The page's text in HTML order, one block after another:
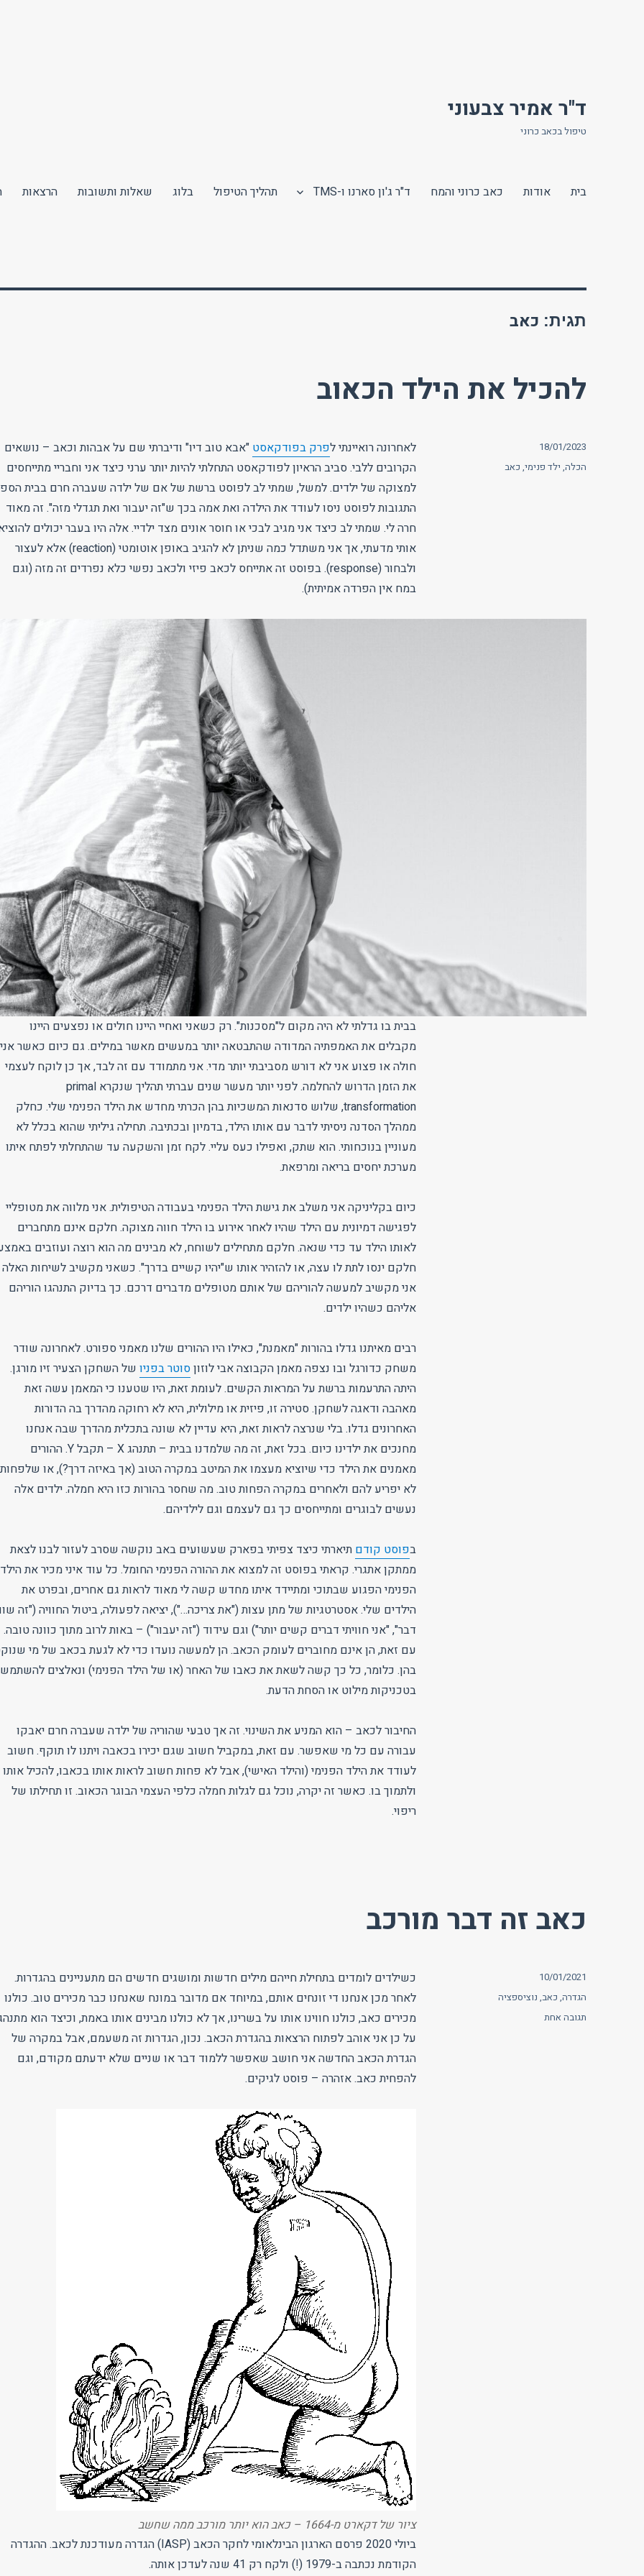
ד"ר אמיר צבעוני
טיפול בכאב כרוני
בית אודות כאב כרוני והמח ד"ר ג'ון סארנו ו-TMS תהליך הטיפול בלוג שאלות ותשובות הרצאות
תגית: כאב
להכיל את הילד הכאוב
לאחרונה רואיינתי לפרק בפודקאסט "אבא טוב דיו" ודיברתי שם על אבהות וכאב – נושאים
הקרובים ללבי. סביב הראיון לפודקאסט התחלתי להיות יותר ערני כיצד אני וחבריי מתייחסים
למצוקה של ילדים. למשל, שמתי לב לפוסט ברשת של אם של ילדה שעברה חרם בבית
התגובות לפוסט ניסו לעודד את הילדה ואת אמה בכך ש"זה יעבור ואת תגדלי מזה". זה מאוד
חרה לי. שמתי לב כיצד אני מגיב לבכי או חוסר אונים מצד ילדיי. אלה היו בעבר יכולים
אותי מדעתי, אך אני משתדל כמה שניתן לא להגיב באופן אוטומטי (reaction) אלא לעצור
ולבחור (response). בפוסט זה אתייחס לכאב פיזי ולכאב נפשי כלא נפרדים זה מזה (וגם
במח אין הפרדה אמיתית).
בבית בו גדלתי לא היה מקום ל"מסכנות". רק כשאני ואחיי היינו חולים או נפצעים היינו
מקבלים את האמפתיה המדודה שהתבטאה יותר במעשים מאשר במילים. גם כיום כאשר אני
חולה או פצוע אני לא דורש מסביבתי יותר מדי. אני מתמודד עם זה לבד, אך כן לוקח לעצמי
את הזמן הדרוש להחלמה. לפני יותר מעשר שנים עברתי תהליך שנקרא primal
transformation, שלוש סדנאות המשכיות בהן הכרתי מחדש את הילד הפנימי שלי. כחלק
ממהלך הסדנה ניסיתי לדבר עם אותו הילד, בדמיון ובכתיבה. תחילה גיליתי שהוא בכלל לא
מעוניין בנוכחותי. הוא שתק, ואפילו כעס עליי. לקח זמן והשקעה עד שהתחלתי לפתח איתו
מערכת יחסים בריאה ומרפאת.
כיום בקליניקה אני משלב את גישת הילד הפנימי בעבודה הטיפולית. אני מלווה את מטופליי
לפגישה דמיונית עם הילד שהיו לאחר אירוע בו הילד חווה מצוקה. חלקם אינם מתחברים
לאותו הילד עד כדי שנאה. חלקם מתחילים לשוחח, לא מבינים מה הוא רוצה ועוזבים
חלקם ינסו לתת לו עצה, או להזהיר אותו ש"יהיו קשיים בדרך". כשאני מקשיב לשיחות
אני מקשיב למעשה להוריהם של אותם מטופלים מדברים דרכם. כך בדיוק התנהגו הוריהם
אליהם כשהיו ילדים.
רבים מאיתנו גדלו בהורות "מאמנת", כאילו היו ההורים שלנו מאמני ספורט. לאחרונה שודר
משחק כדורגל ובו נצפה מאמן הקבוצה אבי לוזוןסוטר בפניושל השחקן הצעיר זיו מורגן.
היתה התרעמות ברשת על המראות הקשים. לעומת זאת, היו שטענו כי המאמן עשה זאת
מאהבה ודאגה לשחקן. סטירה זו, פיזית או מילולית, היא לא רחוקה מהדרך בה הדורות
האחרונים גדלו. בלי שנרצה לראות זאת, היא עדיין לא שונה בתכלית מהדרך שבה אנחנו
מחנכים את ילדינו כיום. בכל זאת, זה מה שלמדנו בבית – תתנהג X – תקבל Y. ההורים
מאמנים את הילד כדי שיוציא מעצמו את המיטב במקרה הטוב (אך באיזה דרך?), או שלפחות
לא יפריע להם ולאחרים במקרה הפחות טוב. מה שחסר בהורות כזו היא חמלה. ילדים אלה
נעשים לבוגרים ומתייחסים כך גם לעצמם וגם לילדיהם.
בפוסט קודם תיארתי כיצד צפיתי בפארק שעשועים באב נוקשה שסרב לעזור לבנו לצאת
ממתקן אתגרי. קראתי בפוסט זה למצוא את ההורה הפנימי החומל. כל עוד איני מכיר את הילד
הפנימי הפגוע שבתוכי ומתיידד איתו מחדש קשה לי מאוד לראות גם אחרים, ובפרט את
הילדים שלי. אסטרטגיות של מתן עצות ("את צריכה…"), יציאה לפעולה, ביטול החוויה ("זה
דבר", "אני חוויתי דברים קשים יותר") וגם עידוד ("זה יעבור") – באות לרוב מתוך כוונה טובה.
עם זאת, הן אינם מחוברים לעומק הכאב. הן למעשה נועדו כדי לא לגעת בכאב של מי
בהן. כלומר, כל כך קשה לשאת את כאבו של האחר (או של הילד הפנימי) ונאלצים להשתמש
בטכניקות מילוט או הסחת הדעת.
החיבור לכאב – הוא המניע את השינוי. זה אך טבעי שהוריה של ילדה שעברה חרם יאבקו
עבורה עם כל מי שאפשר. עם זאת, במקביל חשוב שגם יכירו בכאבה ויתנו לו תוקף. חשוב
לעודד את הילד הפנימי (והילד האישי), אבל לא פחות חשוב לראות אותו בכאבו, להכיל אותו
ולתמוך בו. כאשר זה יקרה, נוכל גם לגלות חמלה כלפי העצמי הבוגר הכאוב. זו תחילתו של
ריפוי.
פורסם
בתאריך
18/01/2023
תגיות
הכלה, ילד פנימי, כאב
כאב זה דבר מורכב
כשילדים לומדים בתחילת חייהם מילים חדשות ומושגים חדשים הם מתעניינים בהגדרות.
לאחר מכן אנחנו די זונחים אותם, במיוחד אם מדובר במונח שאנחנו כבר מכירים טוב. כולנו
מכירים כאב, כולנו חווינו אותו על בשרינו, אך לא כולנו מבינים אותו באמת, וכיצד הוא
על כן אני אוהב לפתוח הרצאות בהגדרת הכאב. נכון, הגדרות זה משעמם, אבל במקרה של
הגדרת הכאב החדשה אני חושב שאפשר ללמוד דבר או שניים שלא ידעתם מקודם, וגם
להפחית כאב. אזהרה – פוסט לגיקים.
ציור של דקארט מ-1664 – כאב הוא יותר מורכב ממה שחשב
ביולי 2020 פרסם הארגון הבינלאומי לחקר הכאב (IASP) הגדרה מעודכנת לכאב. ההגדרה
הקודמת נכתבה ב-1979 (!) ולקח רק 41 שנה לעדכן אותה.
פורסם
10/01/2021
תגיות
הגדרה, כאב, נוציספציה
תגובה אחת